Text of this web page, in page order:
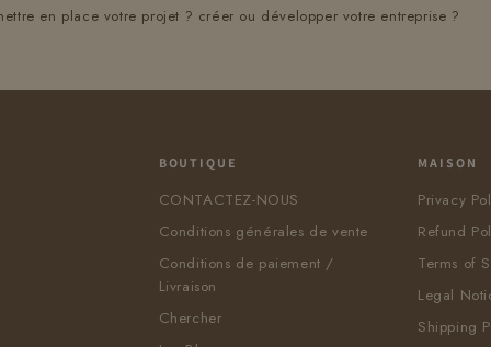
en place votre projet ? créer ou développer votre entreprise ?
BOUTIQUE
CONTACTEZ-NOUS
Conditions générales de vente
Conditions de paiement /
Livraison
Chercher
MAISON
Privacy
Refund
Terms of
Legal
Shipping